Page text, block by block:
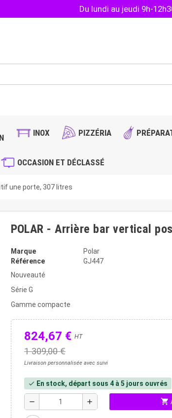
Du lundi au jeudi 9h-
INOX PIZZÉRIA
OCCASION ET DÉCLASSÉ
une porte, 307 litres
POLAR - Arrière bar vertical
Marque
Polar
Référence
GJ447
Nouveauté
Série G
Gamme compacte
824,67 € HT
1 309,00 €
Livraison personnalisée avec suivi
check En stock, départ sous 4 à 5 jours ouvrés
remove add shopping_cart